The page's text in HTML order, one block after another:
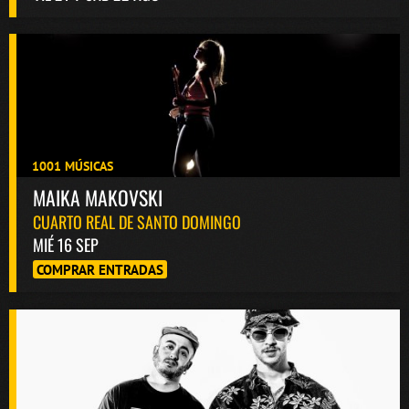
1001 MÚSICAS
MAIKA MAKOVSKI
CUARTO REAL DE SANTO DOMINGO
MIÉ 16 SEP
COMPRAR ENTRADAS